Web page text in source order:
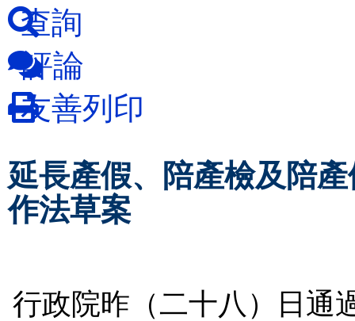
查詢
評論
友善列印
延長產假、陪產檢及陪
作法草案
行政院昨（二十八）日通